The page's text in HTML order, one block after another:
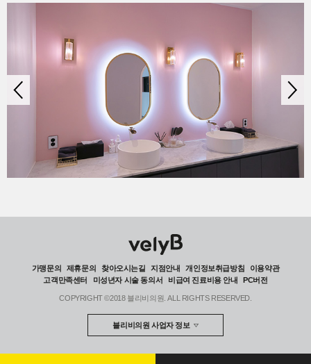
가맹문의 제휴문의 찾아오시는길 지점안내 개인정보취급방침
이용약관
고객만족센터
미성년자 시술 동의서 비급여 진료비용 안내 PC버전
COPYRIGHT ©2018 블리비의원. ALL RIGHTS RESERVED.
블리비의원 사업자 정보